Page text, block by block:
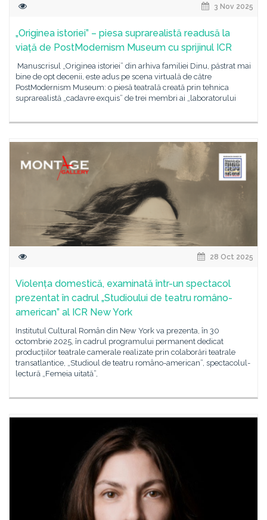
3 Nov 2025
„Originea istoriei” – piesa suprarealistă readusă la
viață de PostModernism Museum cu sprijinul ICR
Manuscrisul „Originea istoriei” din arhiva familiei Dinu, păstrat mai
bine de opt decenii, este adus pe scena virtuală de către
PostModernism Museum: o piesă teatrală creată prin tehnica
suprarealistă „cadavre exquis” de trei membri ai „laboratorului
28 Oct 2025
Violența domestică, examinată într-un spectacol
prezentat în cadrul „Studioului de teatru româno-
american” al ICR New York
Institutul Cultural Român din New York va prezenta, în 30
octombrie 2025, în cadrul programului permanent dedicat
producțiilor teatrale camerale realizate prin colaborări teatrale
transatlantice, „Studioul de teatru româno-american”, spectacolul-
lectură „Femeia uitată”,